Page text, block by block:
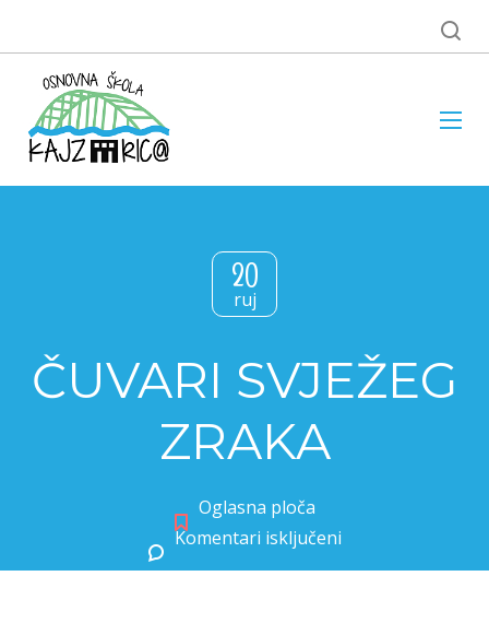
20
ruj
ČUVARI SVJEŽEG
ZRAKA
Oglasna ploča
Komentari isključeni